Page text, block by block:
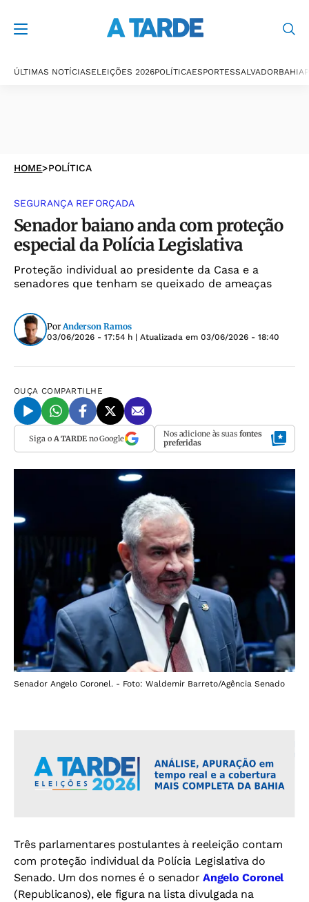
ÚLTIMAS NOTÍCIASELEIÇÕES 2026POLÍTICAESPORTESSALVADORBAHIA
HOME>POLÍTICA
SEGURANÇA REFORÇADA
Senador baiano anda com proteção
especial da Polícia Legislativa
Proteção individual ao presidente da Casa e a
senadores que tenham se queixado de ameaças
Por Anderson Ramos
03/06/2026 - 17:54 h | Atualizada em 03/06/2026 - 18:40
OUÇA COMPARTILHE
Siga o A TARDEno Google Nos adicione às suas fontes
preferidas
Senador Angelo Coronel. - Foto: Waldemir Barreto/Agência Senado
Três parlamentares postulantes à reeleição contam
com proteção individual da Polícia Legislativa do
Senado. Um dos nomes é o senadorAngelo Coronel
(Republicanos), ele figura na lista divulgada na